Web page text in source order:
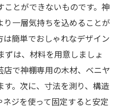
とができないものです。神
一層気持ちを込めることが
簡単でおしゃれなデザイン
ずは、材料を用意しましょ
店で神棚専用の木材、ベニヤ
。次に、寸法を測り、構造
ジを使って固定すると安定